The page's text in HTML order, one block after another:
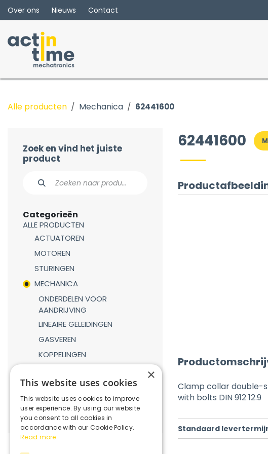
Overslaan naar inhoud
Over ons Nieuws Contact
Alle producten Mechanica 62441600
Zoek en vind het juiste
product
Categorieën
ALLE PRODUCTEN
ACTUATOREN
MOTOREN
STURINGEN
MECHANICA
ONDERDELEN VOOR
AANDRIJVING
LINEAIRE GELEIDINGEN
GASVEREN
KOPPELINGEN
VERBINDINGSDELEN
ROBOTICA
62441600
Clamp collar double-
with bolts DIN 912 12.9
Standaard
×
This website uses cookies
This website uses cookies to improve
user experience. By using our website
you consent to all cookies in
accordance with our Cookie Policy.
Read more